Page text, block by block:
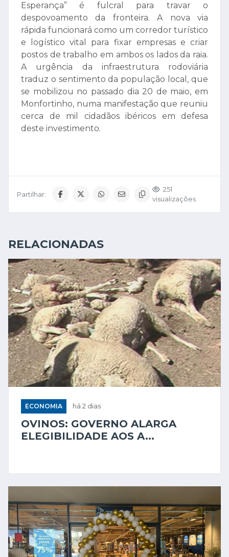
Esperança” é fulcral para travar o
despovoamento da fronteira. A nova via
rápida funcionará como um corredor turístico
e logístico vital para fixar empresas e criar
postos de trabalho em ambos os lados da raia.
A urgência da infraestrutura rodoviária
traduz o sentimento da população local, que
se mobilizou no passado dia 20 de maio, em
Monfortinho, numa manifestação que reuniu
cerca de mil cidadãos ibéricos em defesa
deste investimento.
Partilhar:
251
visualizações
RELACIONADAS
ECONOMIA há 2 dias
OVINOS: GOVERNO ALARGA
ELEGIBILIDADE AOS A...